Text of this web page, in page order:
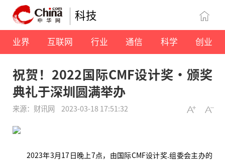
科技
业界 互联网 行业 通信 科学 创业
祝贺！2022国际CMF设计奖·颁奖
典礼于深圳圆满举办
来源：财讯网 2023-03-18 17:51:32
2023年3月17日晚上7点，由国际CMF设计奖.组委会主办的